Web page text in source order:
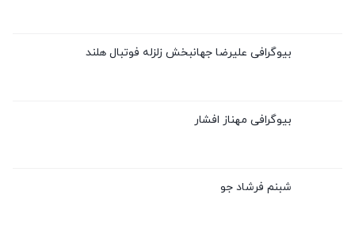
بیوگرافی علیرضا جهانبخش زلزله فوتبال هلند
بیوگرافی مهناز افشار
شبنم فرشاد جو